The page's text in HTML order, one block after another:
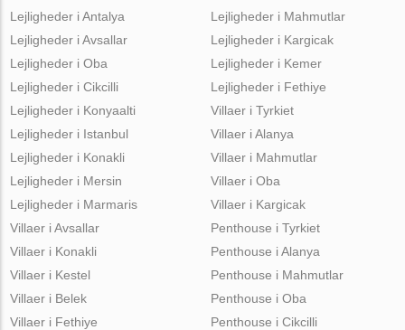
Lejligheder i Antalya
Lejligheder i Avsallar
Lejligheder i Oba
Lejligheder i Cikcilli
Lejligheder i Mahmutlar
Lejligheder i Kargicak
Lejligheder i Kemer
Lejligheder i Fethiye
Lejligheder i Konyaalti
Lejligheder i Istanbul
Lejligheder i Konakli
Lejligheder i Mersin
Lejligheder i Marmaris
Villaer i Tyrkiet
Villaer i Alanya
Villaer i Mahmutlar
Villaer i Oba
Villaer i Kargicak
Villaer i Avsallar
Villaer i Konakli
Villaer i Kestel
Villaer i Belek
Villaer i Fethiye
Penthouse i Tyrkiet
Penthouse i Alanya
Penthouse i Mahmutlar
Penthouse i Oba
Penthouse i Cikcilli